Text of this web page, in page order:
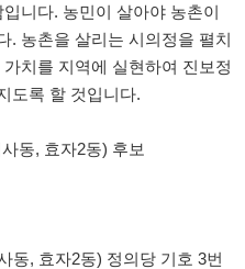
니다. 농민이 살아야 농촌이
. 농촌을 살리는 시의정을 펼치
치를 지역에 실현하여 진보정
도록 할 것입니다.
동, 효자2동) 후보
동, 효자2동) 정의당 기호 3번